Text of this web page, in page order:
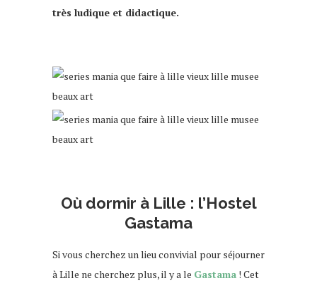
très ludique et didactique.
Où dormir à Lille : l’Hostel
Gastama
Si vous cherchez un lieu convivial pour séjourner
à Lille ne cherchez plus, il y a le Gastama ! Cet